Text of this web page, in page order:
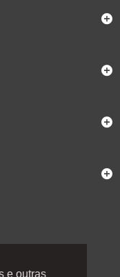
e outras